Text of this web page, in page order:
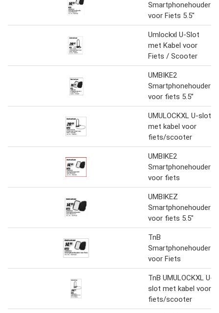
Smartphonehouder
voor Fiets 5.5"
Umlockxl U-Slot
met Kabel voor
Fiets / Scooter
UMBIKE2
Smartphonehouder
voor fiets 5.5”
UMULOCKXL U-slot
met kabel voor
fiets/scooter
UMBIKE2
Smartphonehouder
voor fiets
UMBIKEZ
Smartphonehouder
voor fiets 5.5"
TnB
Smartphonehouder
voor Fiets
TnB UMULOCKXL U-
slot met kabel voor
fiets/scooter